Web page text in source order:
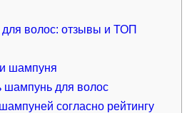
волос: отзывы и ТОП
шампуня
шампунь для волос
согласно рейтингу